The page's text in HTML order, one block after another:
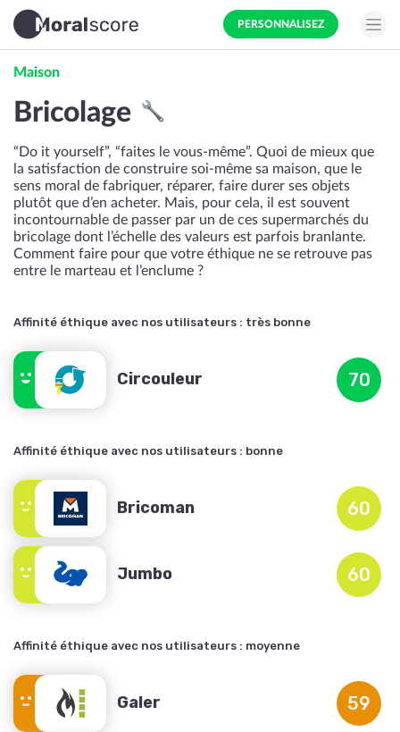
PERSONNALISEZ
Maison
Bricolage
“Do it yourself”, “faites le vous-même”. Quoi de mieux que
la satisfaction de construire soi-même sa maison, que le
sens moral de fabriquer, réparer, faire durer ses objets
plutôt que d’en acheter. Mais, pour cela, il est souvent
incontournable de passer par un de ces supermarchés du
bricolage dont l’échelle des valeurs est parfois branlante.
Comment faire pour que votre éthique ne se retrouve pas
entre le marteau et l’enclume ?
Affinité éthique avec nos utilisateurs : très bonne
Circouleur 70
Affinité éthique avec nos utilisateurs : bonne
Bricoman 60
Jumbo 60
Affinité éthique avec nos utilisateurs : moyenne
Galer 59